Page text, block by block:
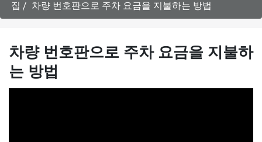
너
뛰
집 차량 번호판으로 주차 요금을 지불하는 방법
차량 번호판으로 주차 요금을 지불하
는 방법